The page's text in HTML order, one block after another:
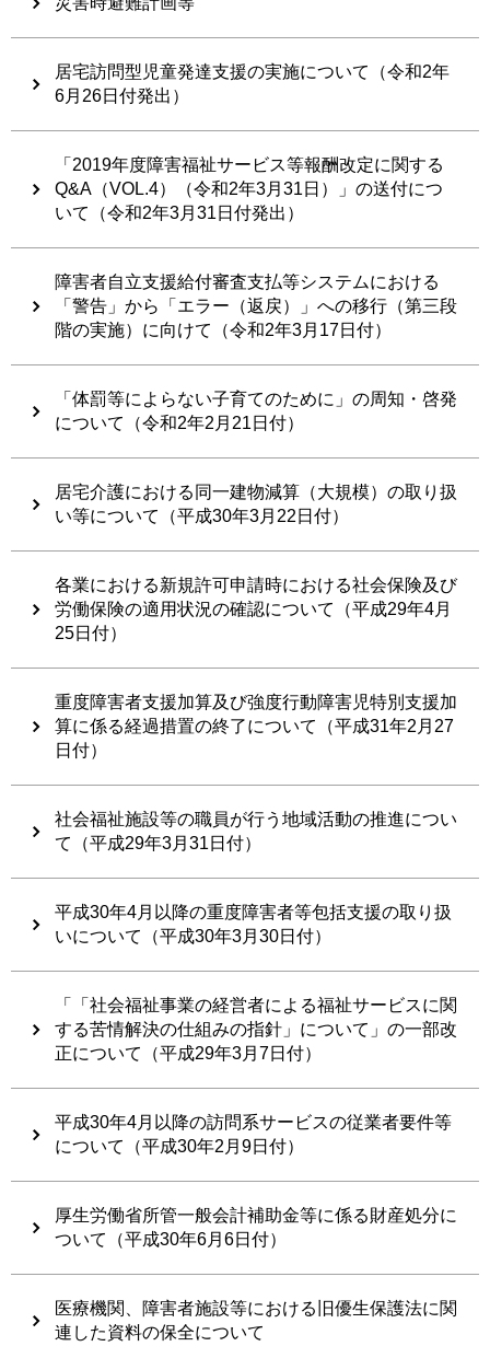
居宅訪問型児童発達支援の実施について（令和2年
6月26日付発出）
「2019年度障害福祉サービス等報酬改定に関する
Q&A（VOL.4）（令和2年3月31日）」の送付につ
いて（令和2年3月31日付発出）
障害者自立支援給付審査支払等システムにおける
「警告」から「エラー（返戻）」への移行（第三段
階の実施）に向けて（令和2年3月17日付）
「体罰等によらない子育てのために」の周知・啓発
について（令和2年2月21日付）
居宅介護における同一建物減算（大規模）の取り扱
い等について（平成30年3月22日付）
各業における新規許可申請時における社会保険及び
労働保険の適用状況の確認について（平成29年4月
25日付）
重度障害者支援加算及び強度行動障害児特別支援加
算に係る経過措置の終了について（平成31年2月27
日付）
社会福祉施設等の職員が行う地域活動の推進につい
て（平成29年3月31日付）
平成30年4月以降の重度障害者等包括支援の取り扱
いについて（平成30年3月30日付）
「「社会福祉事業の経営者による福祉サービスに関
する苦情解決の仕組みの指針」について」の一部改
正について（平成29年3月7日付）
平成30年4月以降の訪問系サービスの従業者要件等
について（平成30年2月9日付）
厚生労働省所管一般会計補助金等に係る財産処分に
ついて（平成30年6月6日付）
医療機関、障害者施設等における旧優生保護法に関
連した資料の保全について